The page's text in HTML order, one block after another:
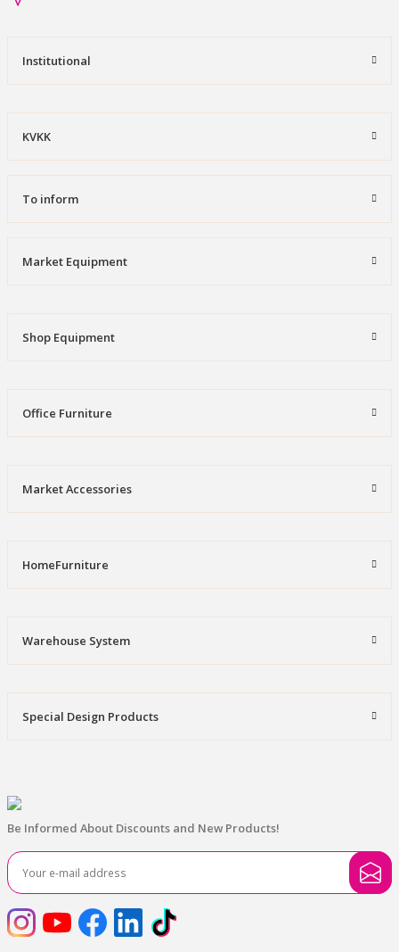
Institutional
KVKK
To inform
Market Equipment
Shop Equipment
Office Furniture
Market Accessories
HomeFurniture
Warehouse System
Special Design Products
Be Informed About Discounts and New Products!